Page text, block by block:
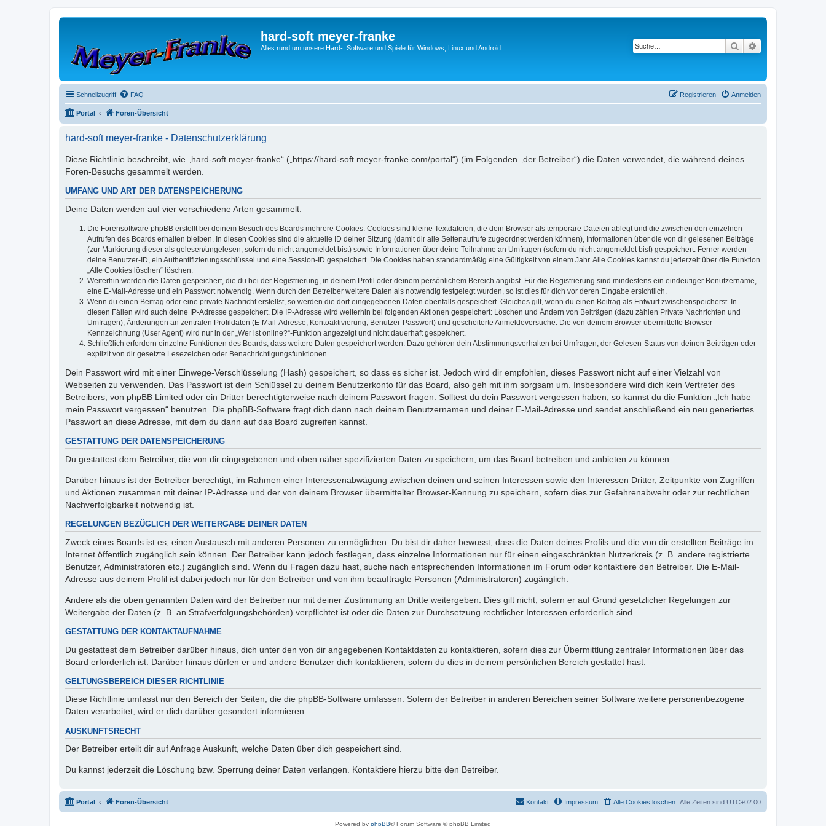
hard-soft meyer-franke
Alles rund um unsere Hard-, Software und Spiele für Windows, Linux und Android Suche
Schnellzugriff FAQ Anmelden
Registrieren
Portal Foren-Übersicht
hard-soft meyer-franke - Datenschutzerklärung
Diese Richtlinie beschreibt, wie „hard-soft meyer-franke“ („https://hard-soft.meyer-franke.com/portal“) (im Folgenden „der Betreiber“) die Daten verwendet, die während deines
Foren-Besuchs gesammelt werden.
UMFANG UND ART DER DATENSPEICHERUNG
Deine Daten werden auf vier verschiedene Arten gesammelt:
Die Forensoftware phpBB erstellt bei deinem Besuch des Boards mehrere Cookies. Cookies sind kleine Textdateien, die dein Browser als temporäre Dateien ablegt und die zwischen den einzelnen
Aufrufen des Boards erhalten bleiben. In diesen Cookies sind die aktuelle ID deiner Sitzung (damit dir alle Seitenaufrufe zugeordnet werden können), Informationen über die von dir gelesenen Beiträge
(zur Markierung dieser als gelesen/ungelesen; sofern du nicht angemeldet bist) sowie Informationen über deine Teilnahme an Umfragen (sofern du nicht angemeldet bist) gespeichert. Ferner werden
deine Benutzer-ID, ein Authentifizierungsschlüssel und eine Session-ID gespeichert. Die Cookies haben standardmäßig eine Gültigkeit von einem Jahr. Alle Cookies kannst du jederzeit über die Funktion
„Alle Cookies löschen“ löschen.
Weiterhin werden die Daten gespeichert, die du bei der Registrierung, in deinem Profil oder deinem persönlichem Bereich angibst. Für die Registrierung sind mindestens ein eindeutiger Benutzername,
eine E-Mail-Adresse und ein Passwort notwendig. Wenn durch den Betreiber weitere Daten als notwendig festgelegt wurden, so ist dies für dich vor deren Eingabe ersichtlich.
Wenn du einen Beitrag oder eine private Nachricht erstellst, so werden die dort eingegebenen Daten ebenfalls gespeichert. Gleiches gilt, wenn du einen Beitrag als Entwurf zwischenspeicherst. In
diesen Fällen wird auch deine IP-Adresse gespeichert. Die IP-Adresse wird weiterhin bei folgenden Aktionen gespeichert: Löschen und Ändern von Beiträgen (dazu zählen Private Nachrichten und
Umfragen), Änderungen an zentralen Profildaten (E-Mail-Adresse, Kontoaktivierung, Benutzer-Passwort) und gescheiterte Anmeldeversuche. Die von deinem Browser übermittelte Browser-
Kennzeichnung (User Agent) wird nur in der „Wer ist online?“-Funktion angezeigt und nicht dauerhaft gespeichert.
Schließlich erfordern einzelne Funktionen des Boards, dass weitere Daten gespeichert werden. Dazu gehören dein Abstimmungsverhalten bei Umfragen, der Gelesen-Status von deinen Beiträgen oder
explizit von dir gesetzte Lesezeichen oder Benachrichtigungsfunktionen.
Dein Passwort wird mit einer Einwege-Verschlüsselung (Hash) gespeichert, so dass es sicher ist. Jedoch wird dir empfohlen, dieses Passwort nicht auf einer Vielzahl von
Webseiten zu verwenden. Das Passwort ist dein Schlüssel zu deinem Benutzerkonto für das Board, also geh mit ihm sorgsam um. Insbesondere wird dich kein Vertreter des
Betreibers, von phpBB Limited oder ein Dritter berechtigterweise nach deinem Passwort fragen. Solltest du dein Passwort vergessen haben, so kannst du die Funktion „Ich habe
mein Passwort vergessen“ benutzen. Die phpBB-Software fragt dich dann nach deinem Benutzernamen und deiner E-Mail-Adresse und sendet anschließend ein neu generiertes
Passwort an diese Adresse, mit dem du dann auf das Board zugreifen kannst.
GESTATTUNG DER DATENSPEICHERUNG
Du gestattest dem Betreiber, die von dir eingegebenen und oben näher spezifizierten Daten zu speichern, um das Board betreiben und anbieten zu können.
Darüber hinaus ist der Betreiber berechtigt, im Rahmen einer Interessenabwägung zwischen deinen und seinen Interessen sowie den Interessen Dritter, Zeitpunkte von Zugriffen
und Aktionen zusammen mit deiner IP-Adresse und der von deinem Browser übermittelter Browser-Kennung zu speichern, sofern dies zur Gefahrenabwehr oder zur rechtlichen
Nachverfolgbarkeit notwendig ist.
REGELUNGEN BEZÜGLICH DER WEITERGABE DEINER DATEN
Zweck eines Boards ist es, einen Austausch mit anderen Personen zu ermöglichen. Du bist dir daher bewusst, dass die Daten deines Profils und die von dir erstellten Beiträge im
Internet öffentlich zugänglich sein können. Der Betreiber kann jedoch festlegen, dass einzelne Informationen nur für einen eingeschränkten Nutzerkreis (z. B. andere registrierte
Benutzer, Administratoren etc.) zugänglich sind. Wenn du Fragen dazu hast, suche nach entsprechenden Informationen im Forum oder kontaktiere den Betreiber. Die E-Mail-
Adresse aus deinem Profil ist dabei jedoch nur für den Betreiber und von ihm beauftragte Personen (Administratoren) zugänglich.
Andere als die oben genannten Daten wird der Betreiber nur mit deiner Zustimmung an Dritte weitergeben. Dies gilt nicht, sofern er auf Grund gesetzlicher Regelungen zur
Weitergabe der Daten (z. B. an Strafverfolgungsbehörden) verpflichtet ist oder die Daten zur Durchsetzung rechtlicher Interessen erforderlich sind.
GESTATTUNG DER KONTAKTAUFNAHME
Du gestattest dem Betreiber darüber hinaus, dich unter den von dir angegebenen Kontaktdaten zu kontaktieren, sofern dies zur Übermittlung zentraler Informationen über das
Board erforderlich ist. Darüber hinaus dürfen er und andere Benutzer dich kontaktieren, sofern du dies in deinem persönlichen Bereich gestattet hast.
GELTUNGSBEREICH DIESER RICHTLINIE
Diese Richtlinie umfasst nur den Bereich der Seiten, die die phpBB-Software umfassen. Sofern der Betreiber in anderen Bereichen seiner Software weitere personenbezogene
Daten verarbeitet, wird er dich darüber gesondert informieren.
AUSKUNFTSRECHT
Der Betreiber erteilt dir auf Anfrage Auskunft, welche Daten über dich gespeichert sind.
Du kannst jederzeit die Löschung bzw. Sperrung deiner Daten verlangen. Kontaktiere hierzu bitte den Betreiber.
Portal Foren-Übersicht Alle Zeiten sind UTC+02:00
Alle Cookies löschen
Impressum
Kontakt
Powered by phpBB® Forum Software © phpBB Limited